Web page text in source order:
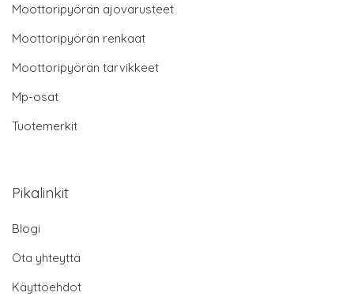
Moottoripyörän ajovarusteet
Moottoripyörän renkaat
Moottoripyörän tarvikkeet
Mp-osat
Tuotemerkit
Pikalinkit
Blogi
Ota yhteyttä
Käyttöehdot